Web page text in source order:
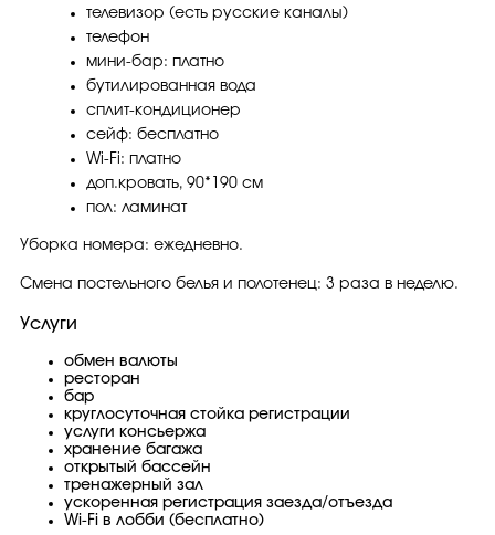
телевизор (есть русские каналы)
телефон
мини-бар: платно
бутилированная вода
сплит-кондиционер
сейф: бесплатно
Wi-Fi: платно
доп.кровать, 90*190 см
пол: ламинат
Уборка номера: ежедневно.
Смена постельного белья и полотенец: 3 раза в неделю.
Услуги
обмен валюты
ресторан
бар
круглосуточная стойка регистрации
услуги консьержа
хранение багажа
открытый бассейн
тренажерный зал
ускоренная регистрация заезда/отъезда
Wi-Fi в лобби (бесплатно)